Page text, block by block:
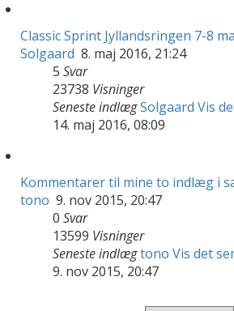
Classic Sprint Jyllandsringen 7-8
Solgaard 8. maj 2016, 21:24
5 Svar
23738 Visninger
Seneste indlægSolgaard Vis
14. maj 2016, 08:09
Kommentarer til mine to indlæg i
tono 9. nov 2015, 20:47
0 Svar
13599 Visninger
Seneste indlægtono Vis det
9. nov 2015, 20:47